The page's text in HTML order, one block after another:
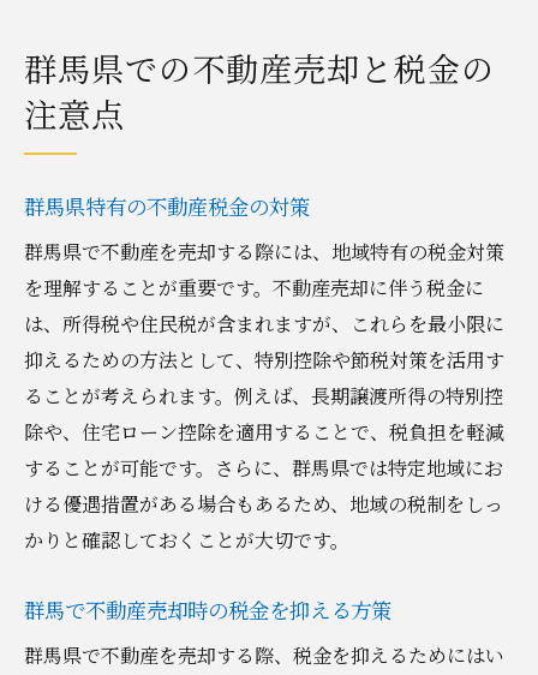
群馬県での不動産売却と税金の
注意点
群馬県特有の不動産税金の対策
群馬県で不動産を売却する際には、地域特有の税金対策
を理解することが重要です。不動産売却に伴う税金に
は、所得税や住民税が含まれますが、これらを最小限に
抑えるための方法として、特別控除や節税対策を活用す
ることが考えられます。例えば、長期譲渡所得の特別控
除や、住宅ローン控除を適用することで、税負担を軽減
することが可能です。さらに、群馬県では特定地域にお
ける優遇措置がある場合もあるため、地域の税制をしっ
かりと確認しておくことが大切です。
群馬で不動産売却時の税金を抑える方策
群馬県で不動産を売却する際、税金を抑えるためにはい